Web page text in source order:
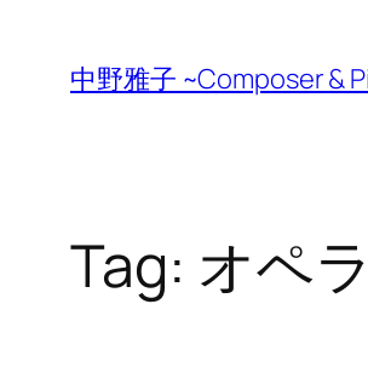
content
中野雅子 ~Composer &
Tag: オペ